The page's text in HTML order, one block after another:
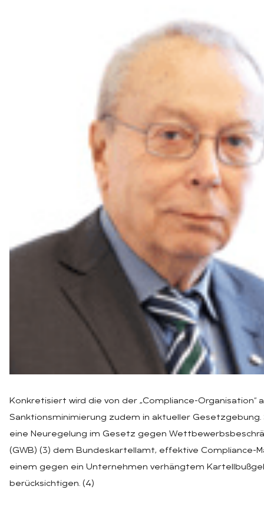
Konkretisiert wird die von der „Compliance-Organisation“
Sanktionsminimierung zudem in aktueller
eine Neuregelung im Gesetz gegen
(GWB) (3) dem Bundeskartellamt, effektive Compliance-
einem gegen ein Unternehmen verhängtem
berücksichtigen. (4)